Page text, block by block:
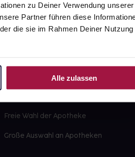
zu Deiner Verwendung unserer
Partner führen diese
die sie im Rahmen Deiner Nutzung
Alle zulassen
sofort abholbereit
Freie Wahl der Apotheke
Große Auswahl an Apotheken